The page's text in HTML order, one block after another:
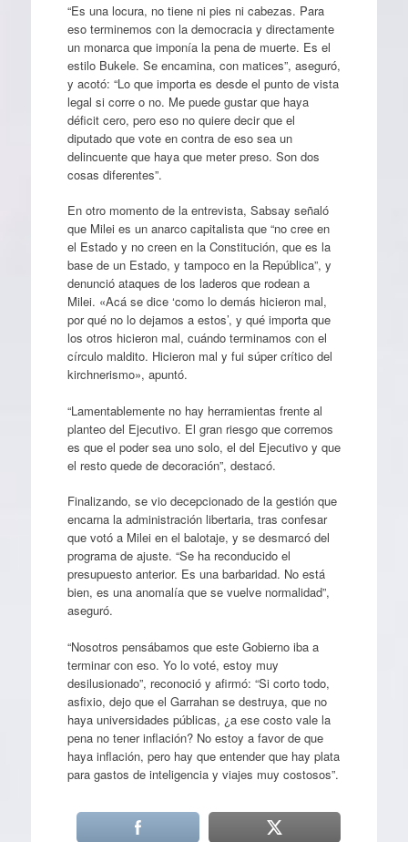
“Es una locura, no tiene ni pies ni cabezas. Para
eso terminemos con la democracia y directamente
un monarca que imponía la pena de muerte. Es el
estilo Bukele. Se encamina, con matices”, aseguró,
y acotó: “Lo que importa es desde el punto de vista
legal si corre o no. Me puede gustar que haya
déficit cero, pero eso no quiere decir que el
diputado que vote en contra de eso sea un
delincuente que haya que meter preso. Son dos
cosas diferentes”.
En otro momento de la entrevista, Sabsay señaló
que Milei es un anarco capitalista que “no cree en
el Estado y no creen en la Constitución, que es la
base de un Estado, y tampoco en la República”, y
denunció ataques de los laderos que rodean a
Milei. «Acá se dice ‘como lo demás hicieron mal,
por qué no lo dejamos a estos’, y qué importa que
los otros hicieron mal, cuándo terminamos con el
círculo maldito. Hicieron mal y fui súper crítico del
kirchnerismo», apuntó.
“Lamentablemente no hay herramientas frente al
planteo del Ejecutivo. El gran riesgo que corremos
es que el poder sea uno solo, el del Ejecutivo y que
el resto quede de decoración”, destacó.
Finalizando, se vio decepcionado de la gestión que
encarna la administración libertaria, tras confesar
que votó a Milei en el balotaje, y se desmarcó del
programa de ajuste. “Se ha reconducido el
presupuesto anterior. Es una barbaridad. No está
bien, es una anomalía que se vuelve normalidad”,
aseguró.
“Nosotros pensábamos que este Gobierno iba a
terminar con eso. Yo lo voté, estoy muy
desilusionado”, reconoció y afirmó: “Si corto todo,
asfixio, dejo que el Garrahan se destruya, que no
haya universidades públicas, ¿a ese costo vale la
pena no tener inflación? No estoy a favor de que
haya inflación, pero hay que entender que hay plata
para gastos de inteligencia y viajes muy costosos”.